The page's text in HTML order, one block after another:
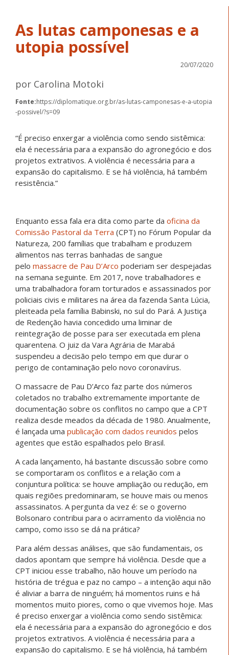
As lutas camponesas e a
utopia possível
20/07/2020
por Carolina Motoki
Fonte:https://diplomatique.org.br/as-lutas-camponesas-e-a-utopia
-possivel/?s=09
“É preciso enxergar a violência como sendo sistêmica:
ela é necessária para a expansão do agronegócio e dos
projetos extrativos. A violência é necessária para a
expansão do capitalismo. E se há violência, há também
resistência.”
Enquanto essa fala era dita como parte da oficina da
Comissão Pastoral da Terra (CPT) no Fórum Popular da
Natureza, 200 famílias que trabalham e produzem
alimentos nas terras banhadas de sangue
pelo massacre de Pau D’Arco poderiam ser despejadas
na semana seguinte. Em 2017, nove trabalhadores e
uma trabalhadora foram torturados e assassinados por
policiais civis e militares na área da fazenda Santa Lúcia,
pleiteada pela família Babinski, no sul do Pará. A Justiça
de Redenção havia concedido uma liminar de
reintegração de posse para ser executada em plena
quarentena. O juiz da Vara Agrária de Marabá
suspendeu a decisão pelo tempo em que durar o
perigo de contaminação pelo novo coronavírus.
O massacre de Pau D’Arco faz parte dos números
coletados no trabalho extremamente importante de
documentação sobre os conflitos no campo que a CPT
realiza desde meados da década de 1980. Anualmente,
é lançada uma publicação com dados reunidos pelos
agentes que estão espalhados pelo Brasil.
A cada lançamento, há bastante discussão sobre como
se comportaram os conflitos e a relação com a
conjuntura política: se houve ampliação ou redução, em
quais regiões predominaram, se houve mais ou menos
assassinatos. A pergunta da vez é: se o governo
Bolsonaro contribui para o acirramento da violência no
campo, como isso se dá na prática?
Para além dessas análises, que são fundamentais, os
dados apontam que sempre há violência. Desde que a
CPT iniciou esse trabalho, não houve um período na
história de trégua e paz no campo – a intenção aqui não
é aliviar a barra de ninguém; há momentos ruins e há
momentos muito piores, como o que vivemos hoje. Mas
é preciso enxergar a violência como sendo sistêmica:
ela é necessária para a expansão do agronegócio e dos
projetos extrativos. A violência é necessária para a
expansão do capitalismo. E se há violência, há também